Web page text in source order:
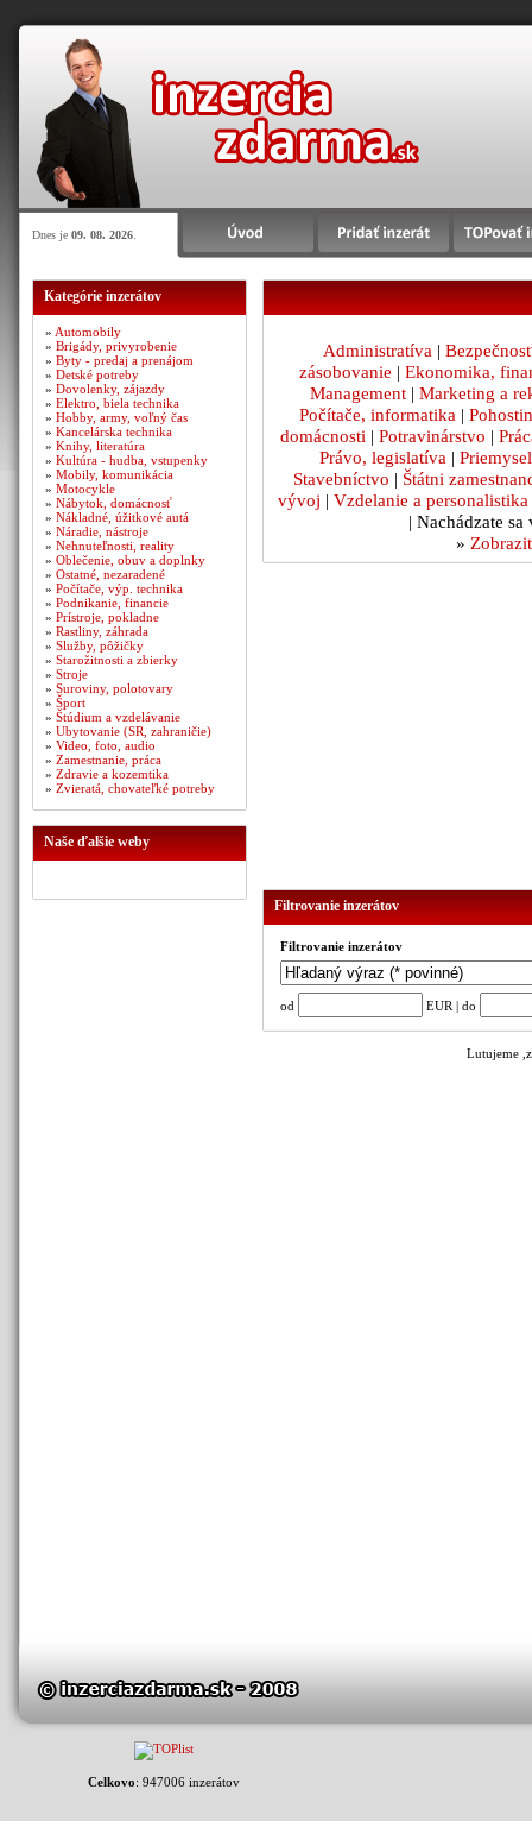
Dnes je 09. 08. 2026
Kategórie inzerátov
» Automobily
» Brigády, privyrobenie
» Byty - predaj a prenájom
» Detské potreby
» Dovolenky, zájazdy
» Elektro, biela technika
» Hobby, army, voľný čas
» Kancelárska technika
» Knihy, literatúra
» Kultúra - hudba, vstupenky
» Mobily, komunikácia
» Motocykle
» Nábytok, domácnosť
» Nákladné, úžitkové autá
» Náradie, nástroje
» Nehnuteľnosti, reality
» Oblečenie, obuv a doplnky
» Ostatné, nezaradené
» Počítače, výp. technika
» Podnikanie, financie
» Prístroje, pokladne
» Rastliny, záhrada
» Služby, pôžičky
» Starožitnosti a zbierky
» Stroje
» Suroviny, polotovary
» Šport
» Štúdium a vzdelávanie
» Ubytovanie (SR, zahraničie)
» Video, foto, audio
» Zamestnanie, práca
» Zdravie a kozemtika
» Zvieratá, chovateľké potreby
Naše ďalšie weby
Administratíva |
zásobovanie |Ekonomika,
Management |Marketing a
Počítače, informatika |
domácnosti |Potravinárstvo |
Právo, legislatíva |
Stavebníctvo | Štátni
vývoj |Vzdelanie a personalistika
| Nachádzate
»
Filtrovanie inzerátov
Filtrovanie inzerátov
od EUR | do
Lutujeme
Celkovo: 947006 inzerátov